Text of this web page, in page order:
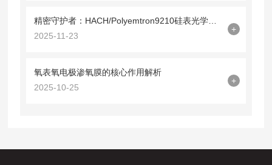
2025-11-23
+
氧表氧电极渗氧膜的核心作用解析
2025-10-25
+